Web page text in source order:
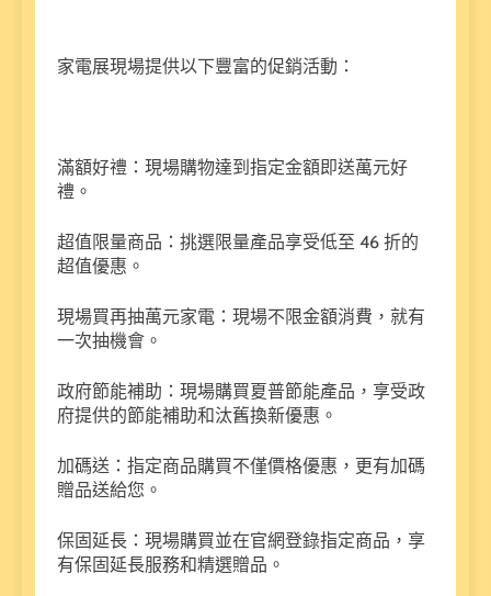
家電展現場提供以下豐富的促銷活動：
滿額好禮：現場購物達到指定金額即送萬元好
禮。
超值限量商品：挑選限量產品享受低至 46 折的
超值優惠。
現場買再抽萬元家電：現場不限金額消費，就有
一次抽機會。
政府節能補助：現場購買夏普節能產品，享受政
府提供的節能補助和汰舊換新優惠。
加碼送：指定商品購買不僅價格優惠，更有加碼
贈品送給您。
保固延長：現場購買並在官網登錄指定商品，享
有保固延長服務和精選贈品。